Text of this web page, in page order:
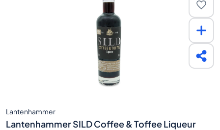
Lantenhammer
Lantenhammer SILD Coffee & Toffee Liqueur